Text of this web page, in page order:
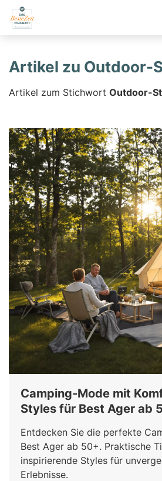
Artikel zu Outdoor-
Artikel zum Stichwort Outdoor-
Camping-Mode mit
Styles für Best Ager ab
Entdecken Sie die perfekte
Best Ager ab 50+. Praktische
inspirierende Styles für
Erlebnisse.